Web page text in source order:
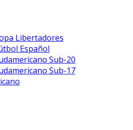
Libertadores
Español
Sub-20
Sub-17